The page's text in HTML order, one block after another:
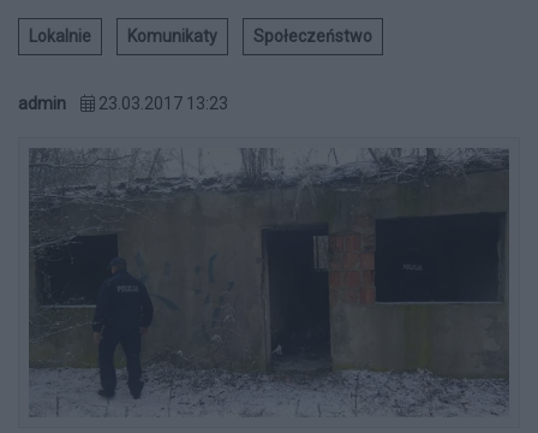
Lokalnie Komunikaty Społeczeństwo
admin 23.03.2017 13:23